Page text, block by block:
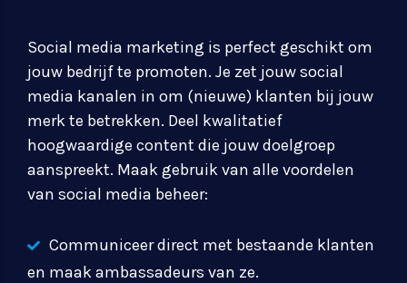
Social media marketing is perfect geschikt om
jouw bedrijf te promoten. Je zet jouw social
media kanalen in om (nieuwe) klanten bij jouw
merk te betrekken. Deel kwalitatief
hoogwaardige content die jouw doelgroep
aanspreekt. Maak gebruik van alle voordelen
van social media beheer:
Communiceer direct met bestaande klanten
en maak ambassadeurs van ze.